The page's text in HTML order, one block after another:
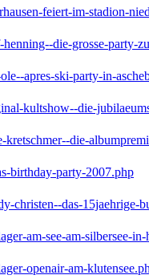
feiert-im-stadion-
henning--die-grosse-party-
apres-ski-party-in-
kultshow--die-
kretschmer--die-
birthday-party-2007.php
christen--das-15jaehrige-
am-see-am-silbersee-
openair-am-